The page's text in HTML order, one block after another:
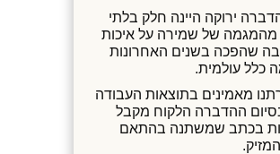
ירוקה היינה חלק בלתי
מהמגמה של שמירה על איכות
שהפכה בשנים האחרונות
כלל עולמית.
מאמינים בתוצאות העבודה
בסיום ההדברה הלקוח מקבל
בכתב שמשתנה בהתאם